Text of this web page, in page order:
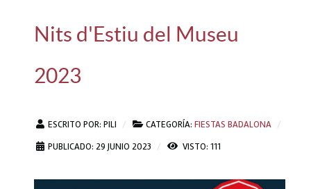
Nits d'Estiu del Museu
2023
ESCRITO POR: PILI CATEGORÍA: FIESTAS BADALONA
PUBLICADO: 29 JUNIO 2023
VISTO: 111